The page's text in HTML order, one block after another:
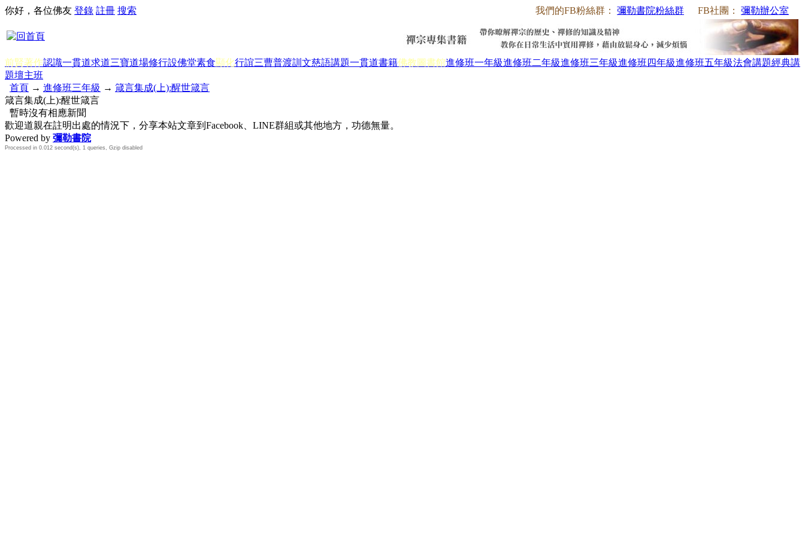
我們的FB粉絲群： 彌勒書院粉絲群 FB社團： 彌勒辦公室
你好，各位佛友 登錄 註冊 搜索
前賢著作認識一貫道求道三寶道場修行設佛堂素食顯化行誼三曹普渡訓文慈語講題一貫道書籍佛教圖書館進修班一年級進修班二年級進修班三年級進修班四年級進修班五年級法會講題經典講
題壇主班
首頁 → 進修班三年級 → 箴言集成(上):醒世箴言
箴言集成(上):醒世箴言
暫時沒有相應新聞
歡迎道親在註明出處的情況下，分享本站文章到Facebook、LINE群組或其他地方，功德無量。
Powered by 彌勒書院
Processed in 0.012 second(s), 1 queries, Gzip disabled